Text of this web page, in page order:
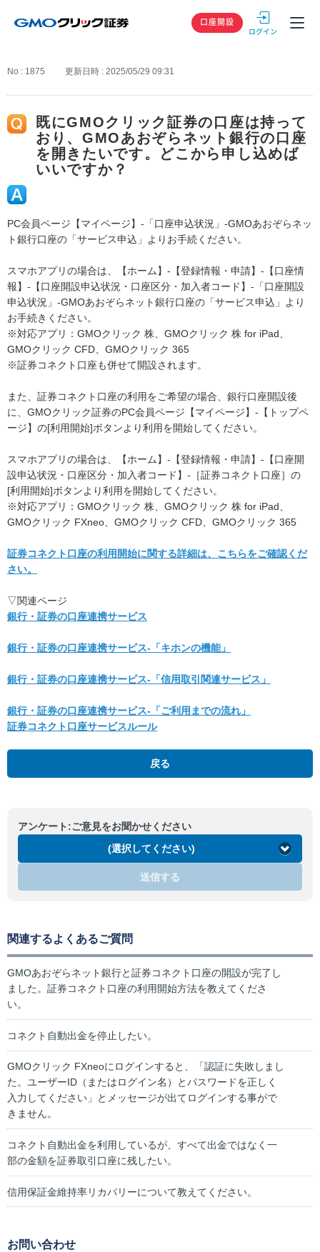
GMOクリック
口座開設
No : 1875 更新日時 : 2025/05/29 09:31
既にGMOクリック証券の口座は持って
おり、GMOあおぞらネット銀行の口座
を開きたいです。どこから申し込めば
いいですか？
PC会員ページ【マイページ】-「口座申込状況」-GMOあおぞらネッ
ト銀行口座の「サービス申込」よりお手続ください。
スマホアプリの場合は、【ホーム】-【登録情報・申請】-【口座情
報】-【口座開設申込状況・口座区分・加入者コード】-「口座開設
申込状況」-GMOあおぞらネット銀行口座の「サービス申込」より
お手続きください。
※対応アプリ：GMOクリック 株、GMOクリック 株 for iPad、
GMOクリック CFD、GMOクリック 365
※証券コネクト口座も併せて開設されます。
また、証券コネクト口座の利用をご希望の場合、銀行口座開設後
に、GMOクリック証券のPC会員ページ【マイページ】-【トップペ
ージ】の[利用開始]ボタンより利用を開始してください。
スマホアプリの場合は、【ホーム】-【登録情報・申請】-【口座開
設申込状況・口座区分・加入者コード】-［証券コネクト口座］の
[利用開始]ボタンより利用を開始してください。
※対応アプリ：GMOクリック 株、GMOクリック 株 for iPad、
GMOクリック FXneo、GMOクリック CFD、GMOクリック 365
証券コネクト口座の利用開始に関する詳細は、こちらをご確認くだ
さい。
▽関連ページ
銀行・証券の口座連携サービス
銀行・証券の口座連携サービス‐「キホンの機能」
銀行・証券の口座連携サービス‐「信用取引関連サービス」
銀行・証券の口座連携サービス‐「ご利用までの流れ」
証券コネクト口座サービスルール
戻る
アンケート:ご意見をお聞かせください
(選択してください)
送信する
関連するよくあるご質問
GMOあおぞらネット銀行と証券コネクト口座の開設が完了し
ました。証券コネクト口座の利用開始方法を教えてくださ
い。
コネクト自動出金を停止したい。
GMOクリック FXneoにログインすると、「認証に失敗しまし
た。ユーザーID（またはログイン名）とパスワードを正しく
入力してください」とメッセージが出てログインする事がで
きません。
コネクト自動出金を利用しているが、すべて出金ではなく一
部の金額を証券取引口座に残したい。
信用保証金維持率リカバリーについて教えてください。
お問い合わせ